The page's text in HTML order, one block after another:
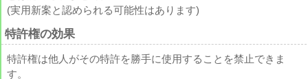
(実用新案と認められる可能性はあります)
特許権の効果
特許権は他人がその特許を勝手に使用することを禁止できま
す。